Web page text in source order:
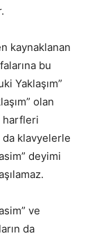
kaynaklanan
bu
Yaklaşım”
olan
harfleri
klavyelerle
deyimi
ve
da